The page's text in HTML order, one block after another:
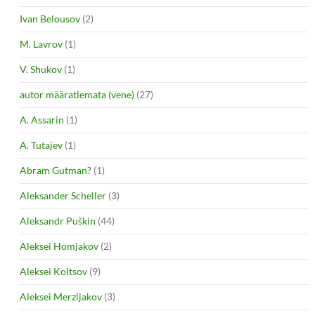
Ivan Belousov (2)
M. Lavrov (1)
V. Shukov (1)
autor määratlemata (vene) (27)
A. Assarin (1)
A. Tutajev (1)
Abram Gutman? (1)
Aleksander Scheller (3)
Aleksandr Puškin (44)
Aleksei Homjakov (2)
Aleksei Koltsov (9)
Aleksei Merzljakov (3)